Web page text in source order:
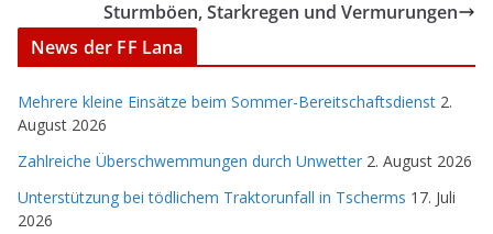
Sturmböen, Starkregen und Vermurungen
News der FF Lana
Mehrere kleine Einsätze beim Sommer-Bereitschaftsdienst 2.
August 2026
Zahlreiche Überschwemmungen durch Unwetter 2. August 2026
Unterstützung bei tödlichem Traktorunfall in Tscherms 17. Juli
2026